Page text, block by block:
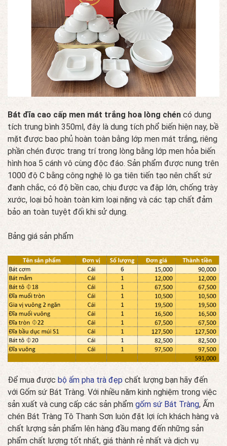
Bát đĩa cao cấp men mát trắng hoa lòng chén có dung
tích trung bình 350ml, đây là dung tích phổ biến hiện nay, bề
mặt được bao phủ hoàn toàn bằng lớp men mát trắng, riêng
phần chén được trang trí trong lòng bằng lớp men hỏa biến
hình hoa 5 cánh vô cùng độc đáo. Sản phẩm được nung trên
1000 độ C bằng công nghệ lò ga tiên tiến tạo nên chất sứ
đanh chắc, có độ bền cao, chịu được va đập lớn, chống trày
xước, loại bỏ hoàn toàn kim loại nặng và các tạp chất đảm
bảo an toàn tuyệt đối khi sử dụng.
Bảng giá sản phẩm
Để mua được bộ ấm pha trà đẹp chất lượng bạn hãy đến
với Gốm sứ Bát Tràng. Với nhiều năm kinh nghiệm trong việc
sản xuất và cung cấp các sản phẩm gốm sứ Bát Tràng, Ấm
chén Bát Tràng Tô Thanh Sơn luôn đặt lợi ích khách hàng và
chất lượng sản phẩm lên hàng đầu mang đến những sản
phẩm chất lượng tốt nhất, giá thành rẻ nhất và dịch vụ